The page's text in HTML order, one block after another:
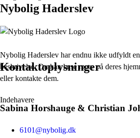
Nybolig Haderslev
Nybolig Haderslev har endnu ikke udfyldt en
beskrivelse. Du kan læse mere på deres
eller kontakte dem.
Kontaktoplysninger
Indehavere
Sabina Horshauge & Christian
6101@nybolig.dk